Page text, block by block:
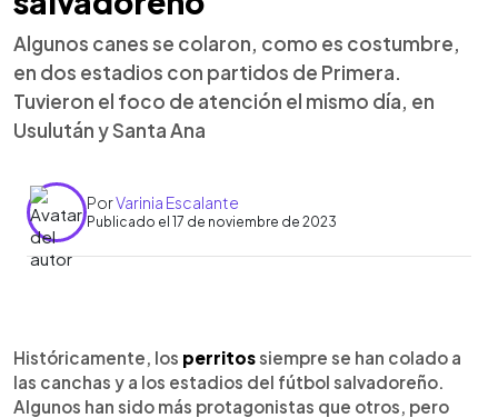
Algunos canes se colaron, como es costumbre,
en dos estadios con partidos de Primera.
Tuvieron el foco de atención el mismo día, en
Usulután y Santa Ana
PorVarinia Escalante
Publicado el 17 de noviembre de 2023
► Escuchar artículo
Históricamente, los perritossiempre se han colado a
las canchas y a los estadios del fútbol salvadoreño.
Algunos han sido más protagonistas que otros, pero